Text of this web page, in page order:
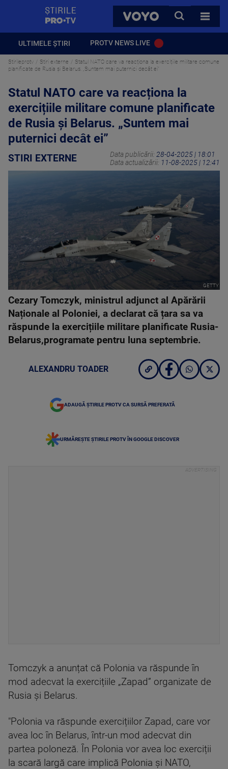
VOYO
CAUTA
TOATE
ULTIMELE ȘTIRI PROTV NEWS LIVE
Stirileprotv Stiri externe
Statul NATO care va reacționa la exercițiile militare comune
planificate de Rusia și Belarus. „Suntem mai puternici decât ei”
Statul NATO care va reacționa la
exercițiile militare comune planificate
de Rusia și Belarus. „Suntem mai
puternici decât ei”
STIRI EXTERNE Data publicării: 28-04-2025 | 18:01
Data actualizării: 11-08-2025 | 12:41
GETTY
Cezary Tomczyk, ministrul adjunct al Apărării
Naționale al Poloniei, a declarat că țara sa va
răspunde la exercițiile militare planificate Rusia-
Belarus,programate pentru luna septembrie.
ALEXANDRU TOADER
ADAUGĂ ȘTIRILE PROTV CA SURSĂ PREFERATĂ
URMĂREȘTE ȘTIRILE PROTV ÎN GOOGLE DISCOVER
Tomczyk a anunțat că Polonia va răspunde în
mod adecvat la exercițiile „Zapad” organizate de
Rusia și Belarus.
"Polonia va răspunde exercițiilor Zapad, care vor
avea loc în Belarus, într-un mod adecvat din
partea poloneză. În Polonia vor avea loc exerciții
la scară largă care implică Polonia și NATO,